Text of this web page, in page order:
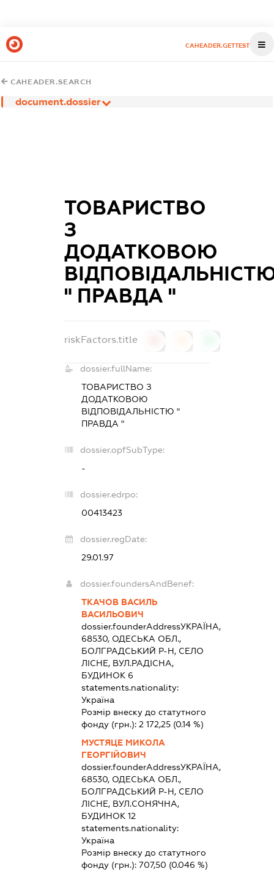
CAHEADER.GETTEST
CAHEADER.SEARCH
document.dossier
ТОВАРИСТВО
З
ДОДАТКОВОЮ
" ПРАВДА "
riskFactors.title
dossier.fullName:
ТОВАРИСТВО З
ДОДАТКОВОЮ
ВІДПОВІДАЛЬНІСТЮ "
ПРАВДА "
dossier.opfSubType:
-
dossier.edrpo:
00413423
dossier.regDate:
29.01.97
dossier.foundersAndBenef:
ТКАЧОВ ВАСИЛЬ
ВАСИЛЬОВИЧ
dossier.founderAddressУКРАЇНА,
68530, ОДЕСЬКА ОБЛ.,
БОЛГРАДСЬКИЙ Р-Н, СЕЛО
ЛІСНЕ, ВУЛ.РАДІСНА,
БУДИНОК 6
statements.nationality:
Україна
Розмір внеску до статутного
фонду (грн.): 2 172,25(0.14 %)
МУСТЯЦЕ МИКОЛА
ГЕОРГІЙОВИЧ
dossier.founderAddressУКРАЇНА,
68530, ОДЕСЬКА ОБЛ.,
БОЛГРАДСЬКИЙ Р-Н, СЕЛО
ЛІСНЕ, ВУЛ.СОНЯЧНА,
БУДИНОК 12
statements.nationality:
Україна
Розмір внеску до статутного
фонду (грн.): 707,50 (0.046 %)